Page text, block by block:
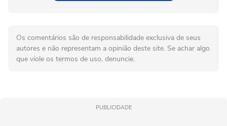
Os comentários são de responsabilidade exclusiva de seus
autores e não representam a opinião deste site. Se achar algo
que viole os termos de uso, denuncie.
PUBLICIDADE